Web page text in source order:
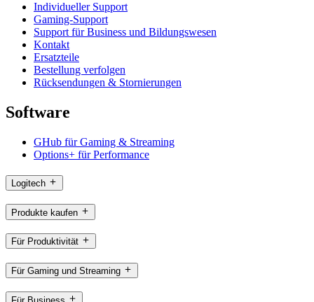
Individueller Support
Gaming-Support
Support für Business und Bildungswesen
Kontakt
Ersatzteile
Bestellung verfolgen
Rücksendungen & Stornierungen
Software
GHub für Gaming & Streaming
Options+ für Performance
Logitech
Produkte kaufen
Für Produktivität
Für Gaming und Streaming